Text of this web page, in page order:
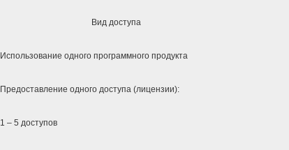
Вид доступа
Использование одного программного продукта
Предоставление одного доступа (лицензии):
1 – 5 доступов